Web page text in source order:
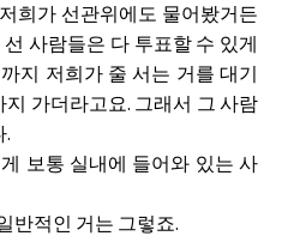
희가 선관위에도 물어봤거든
사람들은 다 투표할 수 있게
지 저희가 줄 서는 거를 대기
가더라고요. 그래서 그 사람
.
보통 실내에 들어와 있는 사
반적인 거는 그렇죠.